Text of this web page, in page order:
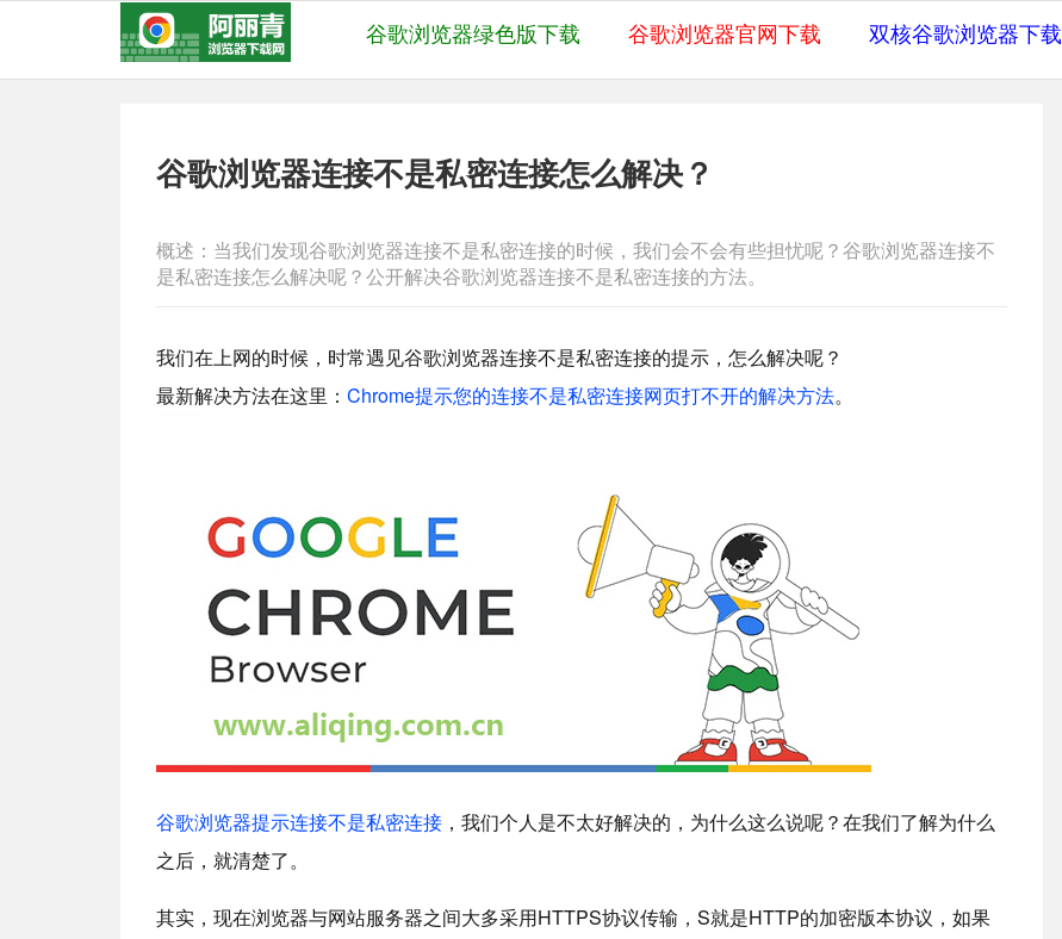
谷歌浏览器绿色版下载 谷歌浏览器官网下载 双核谷歌浏览器下载
谷歌浏览器连接不是私密连接怎么解决？
概述：当我们发现谷歌浏览器连接不是私密连接的时候，我们会不会有些担忧呢？谷歌浏览器连接不
是私密连接怎么解决呢？公开解决谷歌浏览器连接不是私密连接的方法。
我们在上网的时候，时常遇见谷歌浏览器连接不是私密连接的提示，怎么解决呢？
最新解决方法在这里： Chrome提示您的连接不是私密连接网页打不开的解决方法。
谷歌浏览器提示连接不是私密连接 ，我们个人是不太好解决的，为什么这么说呢？在我们了解为什么
之后，就清楚了。
其实，现在浏览器与网站服务器之间大多采用HTTPS协议传输，S就是HTTP的加密版本协议，如果